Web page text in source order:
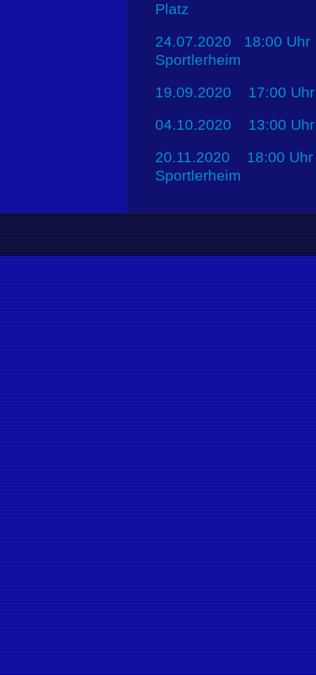
Platz
24.07.2020 18:00
Sportlerheim
19.09.2020 17:00
04.10.2020 13:00
20.11.2020 18:00
Sportlerheim